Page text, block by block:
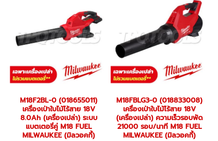
M18F2BL-0 (018655011)
เครื่องเป่าใบไม้ไร้สาย 18V
8.0Ah (เครื่องเปล่า) ระบบ
แบตเตอรี่คู่ M18 FUEL
MILWAUKEE (มิลวอคกี้)
M18FBLG3-0 (018833008)
เครื่องเป่าใบไม้ไร้สาย 18V
(เครื่องเปล่า) ความเร็วรอบพัด
21000 รอบ/นาที M18 FUEL
MILWAUKEE (มิลวอคกี้)